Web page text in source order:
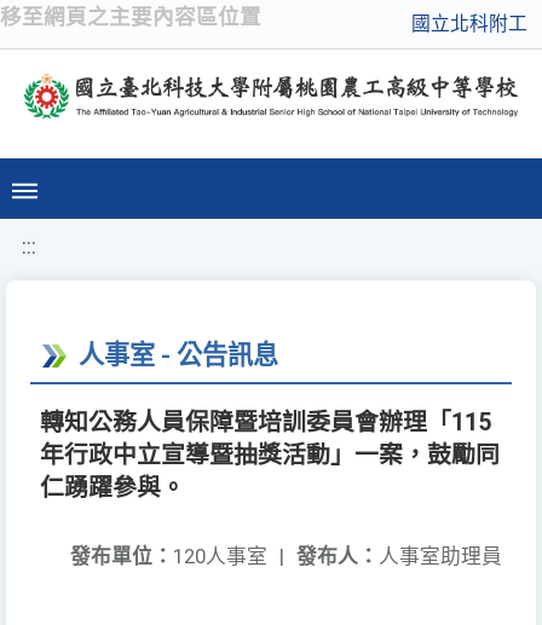
移至網頁之主要內容區位置 國立北科附工
:::
人事室 - 公告訊息
轉知公務人員保障暨培訓委員會辦理「115
年行政中立宣導暨抽獎活動」一案，鼓勵同
仁踴躍參與。
發布人： 人事室助理員
發布單位： 120人事室 |